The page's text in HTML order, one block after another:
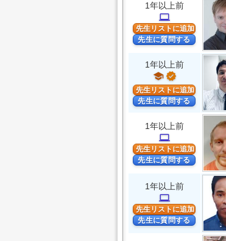
1年以上前
computer
先生リストに追加
先生に質問する
1年以上前
school verified
先生リストに追加
先生に質問する
1年以上前
computer
先生リストに追加
先生に質問する
1年以上前
computer
先生リストに追加
先生に質問する